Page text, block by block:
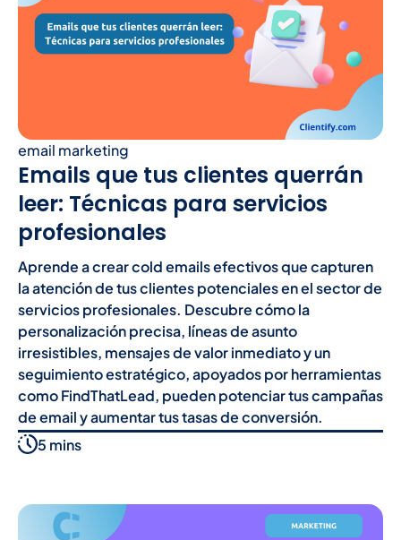
email marketing
Emails que tus clientes querrán
leer: Técnicas para servicios
profesionales
Aprende a crear cold emails efectivos que capturen
la atención de tus clientes potenciales en el sector de
servicios profesionales. Descubre cómo la
personalización precisa, líneas de asunto
irresistibles, mensajes de valor inmediato y un
seguimiento estratégico, apoyados por herramientas
como FindThatLead, pueden potenciar tus campañas
de email y aumentar tus tasas de conversión.
5 mins